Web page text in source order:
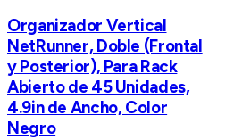
Organizador Vertical
NetRunner, Doble (Frontal
y Posterior), Para Rack
Abierto de 45 Unidades,
4.9in de Ancho, Color
Negro